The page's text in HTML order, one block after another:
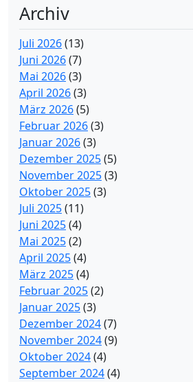
Archiv
Juli 2026(13)
Juni 2026(7)
Mai 2026(3)
April 2026(3)
März 2026(5)
Februar 2026(3)
Januar 2026(3)
Dezember 2025(5)
November 2025(3)
Oktober 2025(3)
Juli 2025(11)
Juni 2025(4)
Mai 2025(2)
April 2025(4)
März 2025(4)
Februar 2025(2)
Januar 2025(3)
Dezember 2024(7)
November 2024(9)
Oktober 2024(4)
September 2024(4)